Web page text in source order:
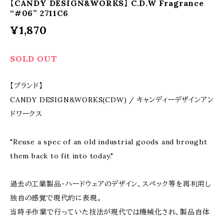
【CANDY DESIGN&WORKS】 C.D.W Fragrance
“#06” 2711C6
¥1,870
SOLD OUT
【ブランド】
CANDY DESIGN&WORKS(CDW) / キャンディーデザインアン
ドワークス
"Reuse a spec of an old industrial goods and brought
them back to fit into today."
過去の工業製品・ハードウェアのデザイン、スペック等を再利用し
独自の感覚で現代的に表現。
当時手作業で行っていた技法が現代では機械化され、製品自体